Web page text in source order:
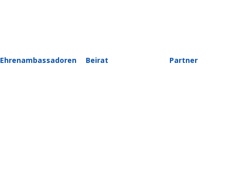
Ehrenambassadoren Beirat Partner